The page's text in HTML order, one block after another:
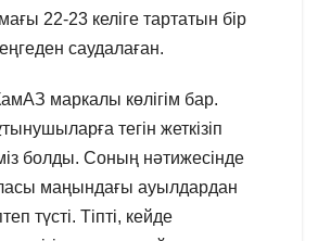
22-23 келіге тартатын бір
саудалаған.
маркалы көлігім бар.
тегін жеткізіп
болды. Соның нәтижесінде
маңындағы ауылдардан
түсті. Тіпті, кейде